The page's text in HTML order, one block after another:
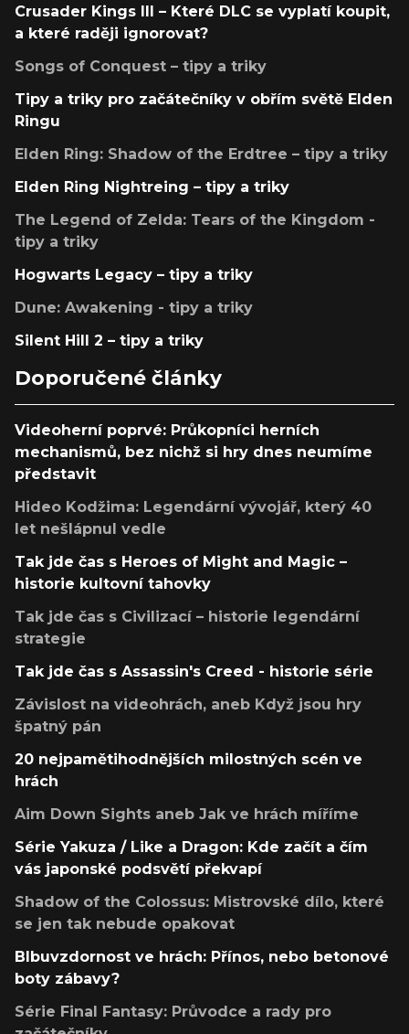
Crusader Kings III – Které DLC se vyplatí koupit,
a které raději ignorovat?
Songs of Conquest – tipy a triky
Tipy a triky pro začátečníky v obřím světě Elden
Ringu
Elden Ring: Shadow of the Erdtree – tipy a triky
Elden Ring Nightreing – tipy a triky
The Legend of Zelda: Tears of the Kingdom -
tipy a triky
Hogwarts Legacy – tipy a triky
Dune: Awakening - tipy a triky
Silent Hill 2 – tipy a triky
Doporučené články
Videoherní poprvé: Průkopníci herních
mechanismů, bez nichž si hry dnes neumíme
představit
Hideo Kodžima: Legendární vývojář, který 40
let nešlápnul vedle
Tak jde čas s Heroes of Might and Magic –
historie kultovní tahovky
Tak jde čas s Civilizací – historie legendární
strategie
Tak jde čas s Assassin's Creed - historie série
Závislost na videohrách, aneb Když jsou hry
špatný pán
20 nejpamětihodnějších milostných scén ve
hrách
Aim Down Sights aneb Jak ve hrách míříme
Série Yakuza / Like a Dragon: Kde začít a čím
vás japonské podsvětí překvapí
Shadow of the Colossus: Mistrovské dílo, které
se jen tak nebude opakovat
Blbuvzdornost ve hrách: Přínos, nebo betonové
boty zábavy?
Série Final Fantasy: Průvodce a rady pro